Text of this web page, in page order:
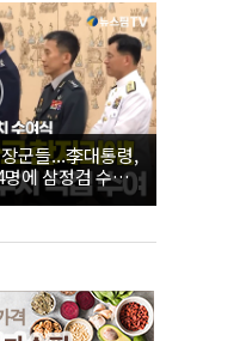
군들...李대통령,
에 삼정검 수치
급·삼정검 수치